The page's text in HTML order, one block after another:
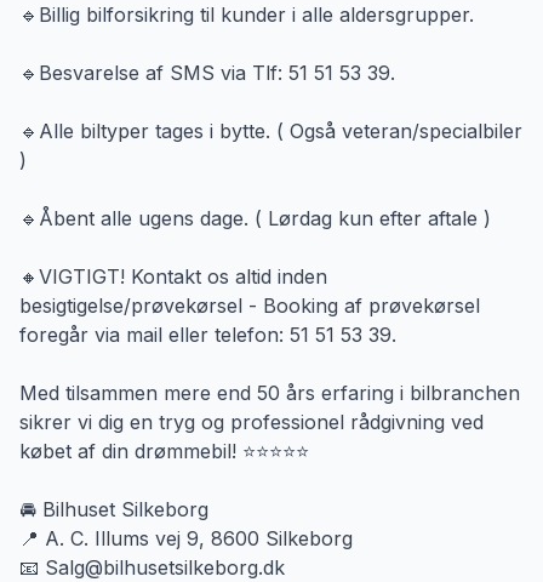
🔹Billig bilforsikring til kunder i alle aldersgrupper.
🔹Besvarelse af SMS via Tlf: 51 51 53 39.
🔹Alle biltyper tages i bytte. ( Også veteran/specialbiler
)
🔹Åbent alle ugens dage. ( Lørdag kun efter aftale )
🔸VIGTIGT! Kontakt os altid inden
besigtigelse/prøvekørsel - Booking af prøvekørsel
foregår via mail eller telefon: 51 51 53 39.
Med tilsammen mere end 50 års erfaring i bilbranchen
sikrer vi dig en tryg og professionel rådgivning ved
købet af din drømmebil! ⭐⭐⭐⭐⭐
🚘 Bilhuset Silkeborg
📍 A. C. Illums vej 9, 8600 Silkeborg
📧 Salg@bilhusetsilkeborg.dk